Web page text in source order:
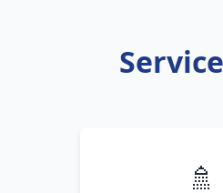
🚿